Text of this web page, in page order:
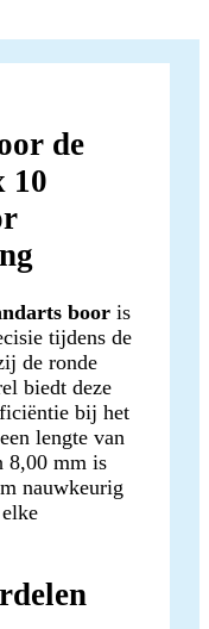
de
10
boor is
tijdens de
de ronde
biedt deze
bij het
lengte van
8,00 mm is
nauwkeurig